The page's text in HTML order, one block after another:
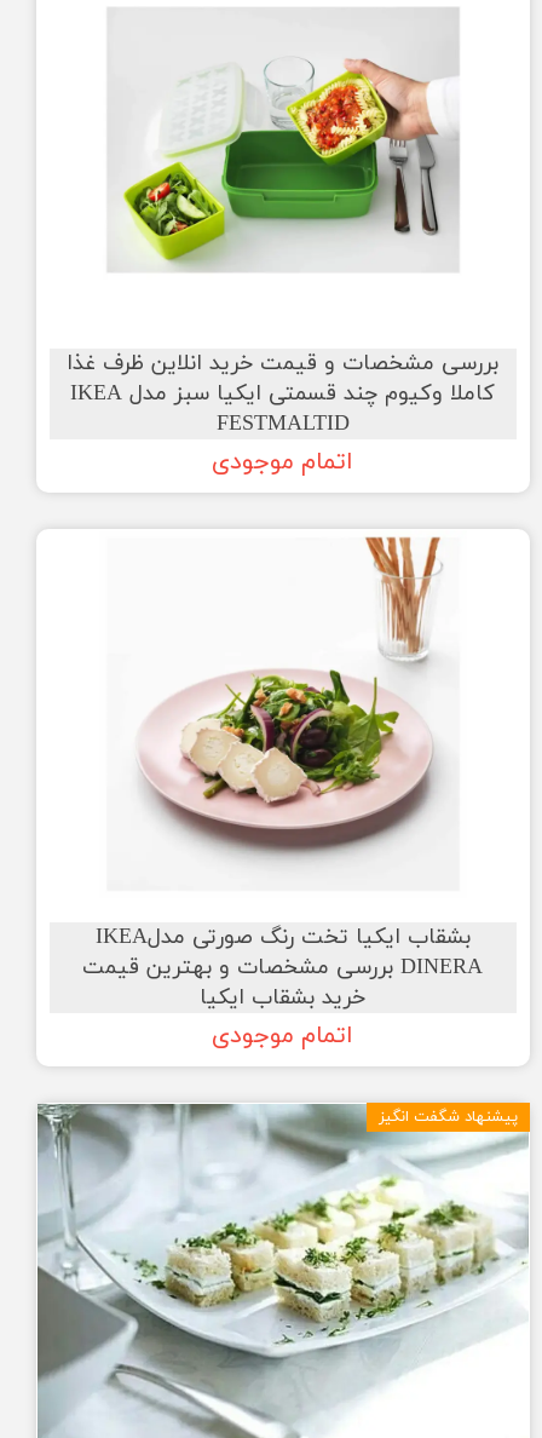
بررسی مشخصات و قیمت خرید انلاین ظرف غذا
کاملا وکیوم چند قسمتی ایکیا سبز مدل IKEA
FESTMALTID
اتمام موجودی
بشقاب ایکیا تخت رنگ صورتی مدلIKEA
DINERA بررسی مشخصات و بهترین قیمت
خرید بشقاب ایکیا
اتمام موجودی
پیشنهاد شگفت انگیز